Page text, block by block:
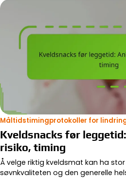
Måltidstimingprotokoller for
Kveldsnacks før
risiko, timing
Å velge riktig kveldsmat kan ha
søvnkvaliteten og den generelle